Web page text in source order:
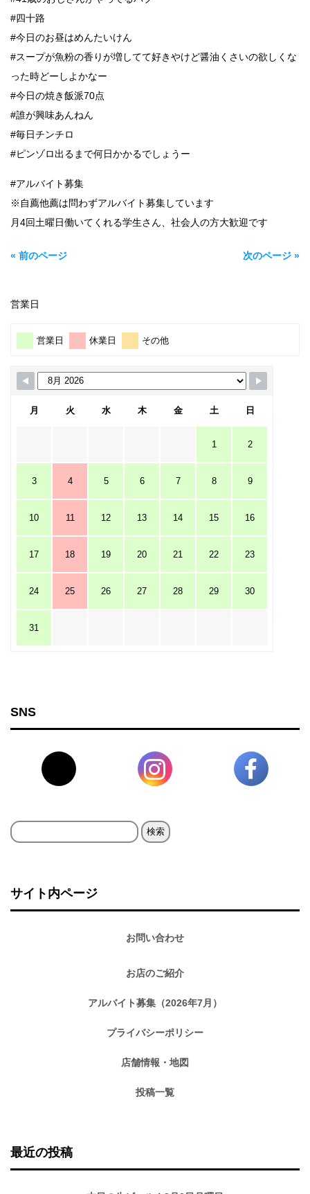
#四十路
#今日のお昼はめんたいけん
#スープが魚粉の香りが増してて好きやけど醤油くさいの欲しくな
った時どーしよかなー
#今日の焼き飯派70点
#誰が興味あんねん
#毎日チンチロ
#ピンゾロ出るまで何日かかるでしょうー
#アルバイト募集
※自薦他薦は問わずアルバイト募集しています
月4回土曜日働いてくれる学生さん、社会人の方大歓迎です
« 前のページ 次のページ »
営業日
営業日 休業日 その他
月 火 水 木 金 土 日
1 2
3 4 5 6 7 8 9
10 11 12 13 14 15 16
17 18 19 20 21 22 23
24 25 26 27 28 29 30
31
SNS
検
サイト内ページ
お問い合わせ
お店のご紹介
アルバイト募集（2026年7月）
プライバシーポリシー
店舗情報・地図
投稿一覧
最近の投稿